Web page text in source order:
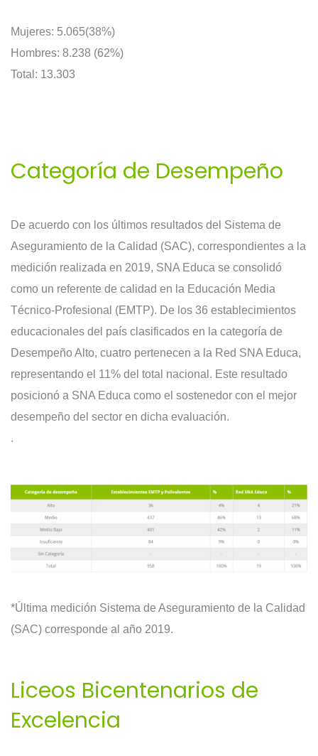
Mujeres: 5.065(38%)
Hombres: 8.238 (62%)
Total: 13.303
Categoría de Desempeño
De acuerdo con los últimos resultados del Sistema de
Aseguramiento de la Calidad (SAC), correspondientes a la
medición realizada en 2019, SNA Educa se consolidó
como un referente de calidad en la Educación Media
Técnico-Profesional (EMTP). De los 36 establecimientos
educacionales del país clasificados en la categoría de
Desempeño Alto, cuatro pertenecen a la Red SNA Educa,
representando el 11% del total nacional. Este resultado
posicionó a SNA Educa como el sostenedor con el mejor
desempeño del sector en dicha evaluación.
.
*Última medición Sistema de Aseguramiento de la Calidad
(SAC) corresponde al año 2019.
Liceos Bicentenarios de
Excelencia